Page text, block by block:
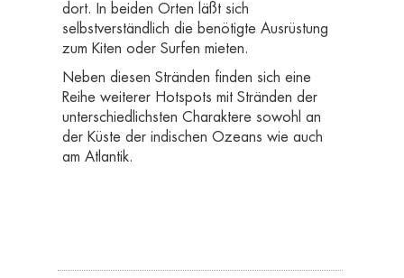
dort. In beiden Orten läßt sich
selbstverständlich die benötigte Ausrüstung
zum Kiten oder Surfen mieten.
Neben diesen Stränden finden sich eine
Reihe weiterer Hotspots mit Stränden der
unterschiedlichsten Charaktere sowohl an
der Küste der indischen Ozeans wie auch
am Atlantik.